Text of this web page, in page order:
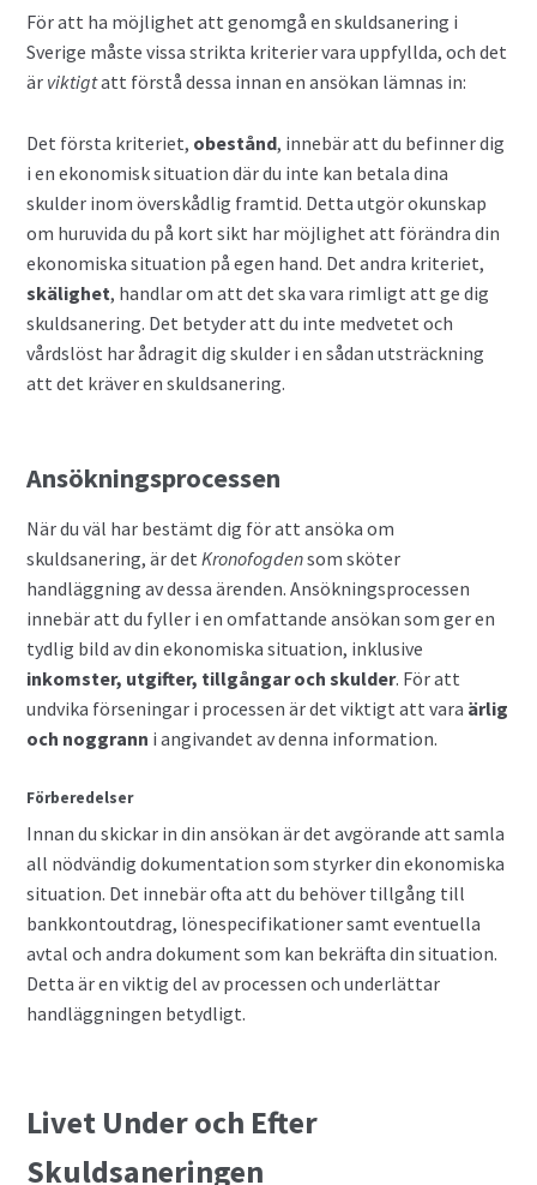
För att ha möjlighet att genomgå en skuldsanering i
Sverige måste vissa strikta kriterier vara uppfyllda, och det
är viktigtatt förstå dessa innan en ansökan lämnas in:
Det första kriteriet, obestånd, innebär att du befinner dig
i en ekonomisk situation där du inte kan betala dina
skulder inom överskådlig framtid. Detta utgör okunskap
om huruvida du på kort sikt har möjlighet att förändra din
ekonomiska situation på egen hand. Det andra kriteriet,
skälighet, handlar om att det ska vara rimligt att ge dig
skuldsanering. Det betyder att du inte medvetet och
vårdslöst har ådragit dig skulder i en sådan utsträckning
att det kräver en skuldsanering.
Ansökningsprocessen
När du väl har bestämt dig för att ansöka om
skuldsanering, är detKronofogdensom sköter
handläggning av dessa ärenden. Ansökningsprocessen
innebär att du fyller i en omfattande ansökan som ger en
tydlig bild av din ekonomiska situation, inklusive
inkomster, utgifter, tillgångar och skulder. För att
undvika förseningar i processen är det viktigt att vara ärlig
och noggrann i angivandet av denna information.
Förberedelser
Innan du skickar in din ansökan är det avgörande att samla
all nödvändig dokumentation som styrker din ekonomiska
situation. Det innebär ofta att du behöver tillgång till
bankkontoutdrag, lönespecifikationer samt eventuella
avtal och andra dokument som kan bekräfta din situation.
Detta är en viktig del av processen och underlättar
handläggningen betydligt.
Livet Under och Efter
Skuldsaneringen